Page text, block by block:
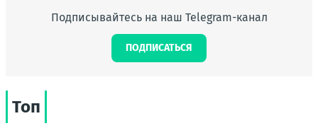
Подписывайтесь на наш Telegram-канал
ПОДПИСАТЬСЯ
Топ